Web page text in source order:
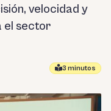
velocidad y
el sector
3 minutos